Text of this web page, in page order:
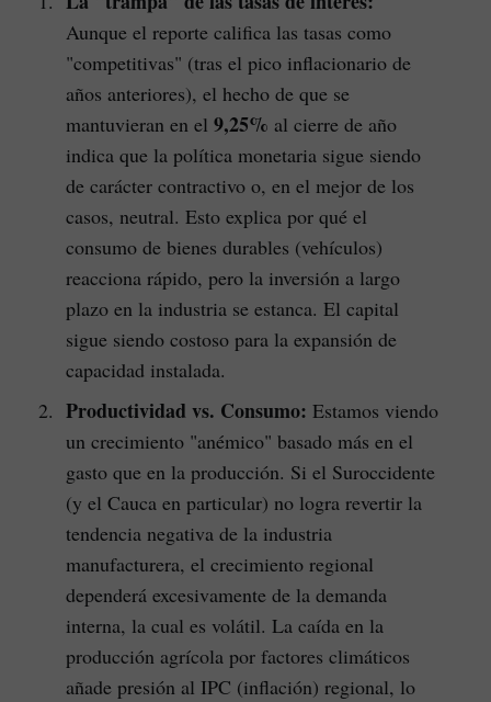
Aunque el reporte califica las tasas como
"competitivas" (tras el pico inflacionario de
años anteriores), el hecho de que se
mantuvieran en el 9,25% al cierre de año
indica que la política monetaria sigue siendo
de carácter contractivo o, en el mejor de los
casos, neutral. Esto explica por qué el
consumo de bienes durables (vehículos)
reacciona rápido, pero la inversión a largo
plazo en la industria se estanca. El capital
sigue siendo costoso para la expansión de
capacidad instalada.
Productividad vs. Consumo: Estamos viendo
un crecimiento "anémico" basado más en el
gasto que en la producción. Si el Suroccidente
(y el Cauca en particular) no logra revertir la
tendencia negativa de la industria
manufacturera, el crecimiento regional
dependerá excesivamente de la demanda
interna, la cual es volátil. La caída en la
producción agrícola por factores climáticos
añade presión al IPC (inflación) regional, lo